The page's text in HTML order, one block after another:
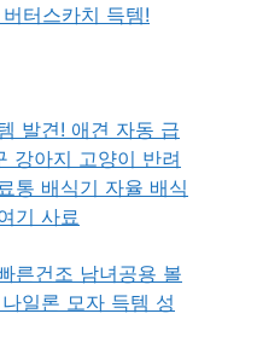
터스카치 득템!
발견! 애견 자동 급
강아지 고양이 반려
통 배식기 자율 배식
기 사료
른건조 남녀공용 볼
일론 모자 득템 성